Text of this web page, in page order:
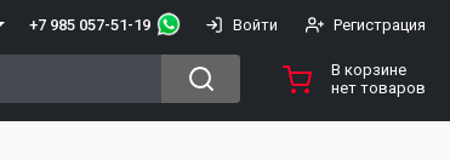
+7 985 057-51-19 Войти Регистрация
В корзине
нет товаров